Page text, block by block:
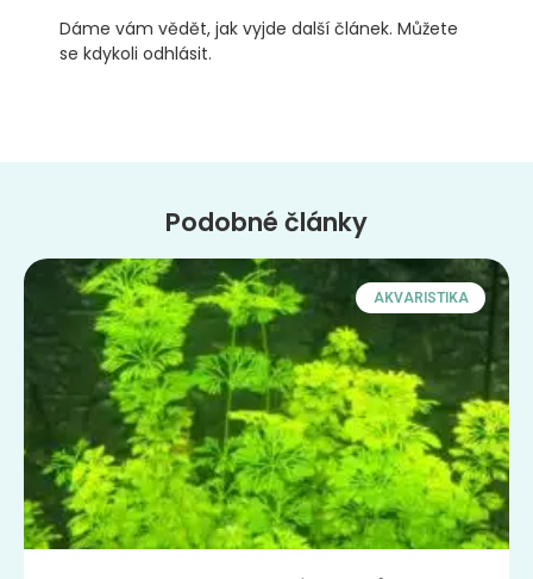
Dáme vám vědět, jak vyjde další článek. Můžete
se kdykoli odhlásit.
Podobné články
AKVARISTIKA